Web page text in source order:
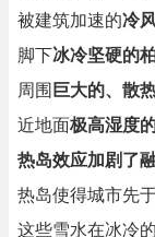
被建筑加速的冷
脚下冰冷坚硬的
周围 巨大的、散
近地面极高湿度
热岛效应加剧了
热岛使得城市先
这些雪水在冰冷